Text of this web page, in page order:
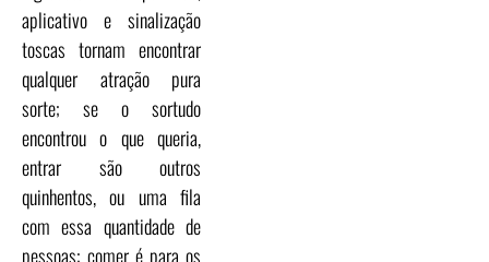
aplicativo e sinalização
toscas tornam encontrar
qualquer atração pura
sorte; se o sortudo
encontrou o que queria,
entrar são outros
quinhentos, ou uma fila
com essa quantidade de
pessoas; comer é para os